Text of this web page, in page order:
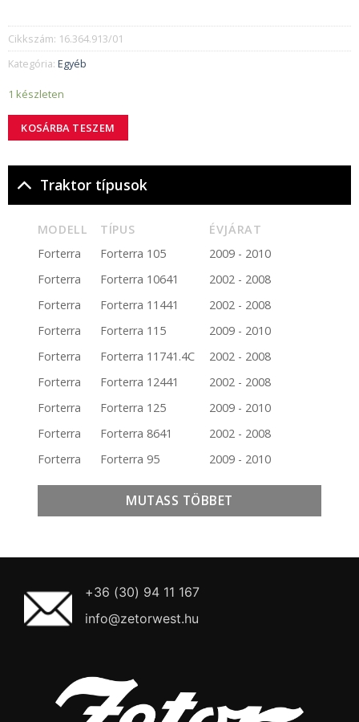
Cikkszám: 16.364.913/01
Kategória: Egyéb
1 készleten
KOSÁRBA TESZEM
Traktor típusok
MODELL TÍPUS
ÉVJÁRAT
Forterra
Forterra 105
2009 - 2010
Forterra
Forterra 10641
2002 - 2008
Forterra
Forterra 11441
2002 - 2008
Forterra
Forterra 115
2009 - 2010
Forterra
Forterra 11741.4C
2002 - 2008
Forterra
Forterra 12441
2002 - 2008
Forterra
Forterra 125
2009 - 2010
Forterra
Forterra 8641
2002 - 2008
Forterra
Forterra 95 2009 - 2010
+36 (30) 94 11 167
info@zetorwest.hu